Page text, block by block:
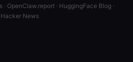
OpenClaw.report · HuggingFace Blog ·
Hacker News